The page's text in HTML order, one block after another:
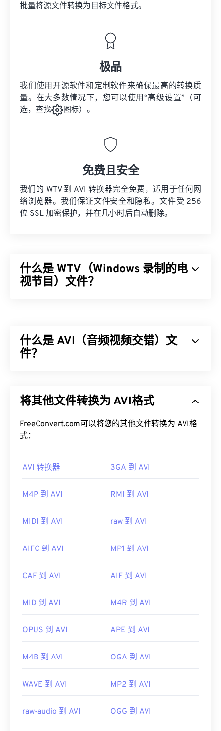
批量将源文件转换为目标文件格式。
极品
我们使用开源软件和定制软件来确保最高的转换质
量。在大多数情况下，您可以使用“高级设置”（可
选，查找
图标）。
免费且安全
我们的 WTV 到 AVI 转换器完全免费，适用于任何网
络浏览器。我们保证文件安全和隐私。文件受 256
位 SSL 加密保护，并在几小时后自动删除。
什么是 WTV（Windows 录制的电
视节目）文件？
使用MPEG-1 Layer II或杜比数字 AC-3压缩音频。它
支持元数据和
需要注意的是，微软已不再支持 WTV。无论如何，
最好使用Windows Media Player打开 WTV 文件。如
果内容受版权保护，则只能在录制内容的 Windows
其他可以打开 WTV 文件的播放器包括
PowerDVD和 Cyber​​link PowerProducer
开发者： 微软
首次发行：
https://en.wikipedia.org/wiki/
versions/windows/desktop/windows-media-
什么是 AVI（音频视频交错）文
件？
助第三方程序，AVI 可以支持章节、字幕、副标题、
如何打开 AVI 文件？
AVI 文件的另一种方法是使用与操作系统兼容的
虽然AVI 文件针对互联网进行了优化，但硬件播放器
媒体播放器。
首次发行：
有用的链接：
https://tools.ietf.org/html/rfc2361
将其他文件转换为 AVI格式
FreeConvert.com可以将您的其他文件转换为 AVI格
式：
AVI 转换器 3GA 到 AVI
M4P 到 AVI RMI 到 AVI
MIDI 到 AVI raw 到 AVI
AIFC 到 AVI MP1 到 AVI
CAF 到 AVI AIF 到 AVI
MID 到 AVI M4R 到 AVI
OPUS 到 AVI APE 到 AVI
M4B 到 AVI OGA 到 AVI
WAVE 到 AVI MP2 到 AVI
raw-audio 到 AVI OGG 到 AVI